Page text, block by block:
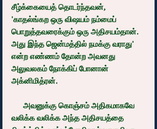
சீழ்க்கையைத் தொடர்ந்தவன்,
'காதல்ங்கற ஒரு விஷயம் நம்மைப்
பொறுத்தவரைக்கும் ஒரு அதிசயம்தான்.
அது இந்த ஜென்மத்தில் நமக்கு வராது'
என்ற எண்ணம் தோன்ற அவனது
அலுவலகம் நோக்கிப் போனான்
அக்னிமித்ரன்.
வலிக்க வலிக்க அந்த அதிசயத்தை